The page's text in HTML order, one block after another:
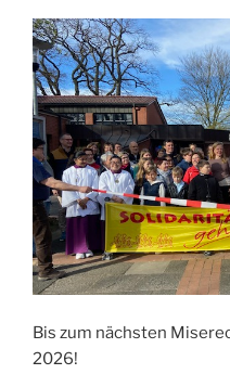
Bis zum nächsten
2026!